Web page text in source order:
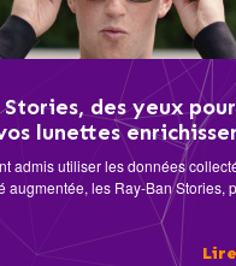
Stories, des yeux
lunettes
admis utiliser les données
augmentée, les Ray-Ban Stories,